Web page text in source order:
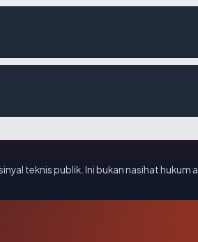
teknis publik. Ini bukan nasihat hukum